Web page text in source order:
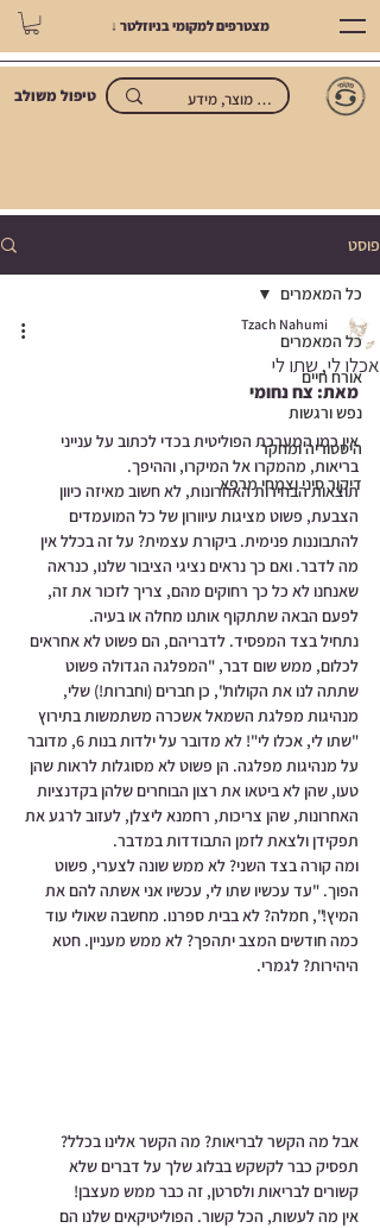
מצטרפים למקומי בניוזלטר ↓
טיפול משולב
פוסט
כל המאמרים
אורח חיים
נפש ורגשות
היסטוריה ומחקר
דיקור סיני וצמחי מרפא
כל המאמרים
אכלו לי, שתו לי
Tzach Nahumi
מאת: צח נחומי
אין כמו המערכת הפוליטית בכדי לכתוב על ענייני
בריאות, מהמקרו אל המיקרו, וההיפך.
תוצאות הבחירות האחרונות, לא חשוב מאיזה כיוון
הצבעת, פשוט מציגות עיוורון של כל המועמדים
להתבוננות פנימית. ביקורת עצמית? על זה בכלל אין
מה לדבר. ואם כך נראים נציגי הציבור שלנו, כנראה
שאנחנו לא כל כך רחוקים מהם, צריך לזכור את זה,
לפעם הבאה שתתקוף אותנו מחלה או בעיה.
נתחיל בצד המפסיד. לדבריהם, הם פשוט לא אחראים
לכלום, ממש שום דבר, "המפלגה הגדולה פשוט
שתתה לנו את הקולות", כן חברים (וחברות!) שלי,
מנהיגות מפלגת השמאל אשכרה משתמשות בתירוץ
"שתו לי, אכלו לי"! לא מדובר על ילדות בנות 6, מדובר
על מנהיגות מפלגה. הן פשוט לא מסוגלות לראות שהן
טעו, שהן לא ביטאו את רצון הבוחרים שלהן בקדנציות
האחרונות, שהן צריכות, רחמנא ליצלן, לעזוב לרגע את
תפקידן ולצאת לזמן התבודדות במדבר.
ומה קורה בצד השני? לא ממש שונה לצערי, פשוט
הפוך. "עד עכשיו שתו לי, עכשיו אני אשתה להם את
המיץ!", חמלה? לא בבית ספרנו. מחשבה שאולי עוד
כמה חודשים המצב יתהפך? לא ממש מעניין. חטא
היהירות? לגמרי.
אבל מה הקשר לבריאות? מה הקשר אלינו בכלל?
תפסיק כבר לקשקש בבלוג שלך על דברים שלא
קשורים לבריאות ולסרטן, זה כבר ממש מעצבן!
אין מה לעשות, הכל קשור. הפוליטיקאים שלנו הם